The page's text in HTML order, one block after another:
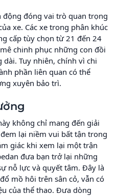
động đóng vai trò quan trọng
xe. Các xe trong phân khúc
cấp tùy chọn từ 21 đến 24
chinh phục những con đồi
Tuy nhiên, chính vì chi
phần liên quan có thể
xuyên bảo trì.
không chỉ mang đến giải
lại niềm vui bất tận trong
giác khi xem lại một trận
đưa bạn trở lại những
nỗ lực và quyết tâm. Đây là
mồ hôi trên sân cỏ, vẫn có
của thể thao. Đưa dòng